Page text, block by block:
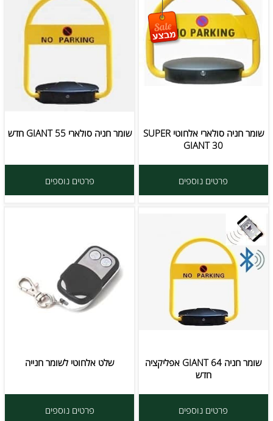
שומר חניה סולארי אלחוטי SUPER
GIANT 30
פרטים נוספים
שומר חניה סולארי GIANT 55 חדש
פרטים נוספים
שומר חניה GIANT 64 אפליקציה
חדש
פרטים נוספים
שלט אלחוטי לשומר חנייה
פרטים נוספים